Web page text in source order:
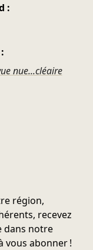
:
nue...cléaire
région,
recevez
dans notre
vous abonner !